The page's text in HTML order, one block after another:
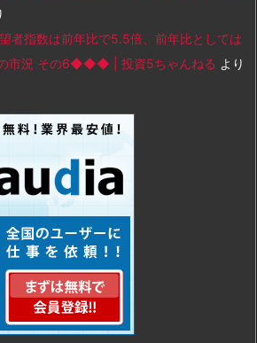
者指数は前年比で5.5倍、前年比としては
況 その6◆◆◆ | 投資5ちゃんねる より